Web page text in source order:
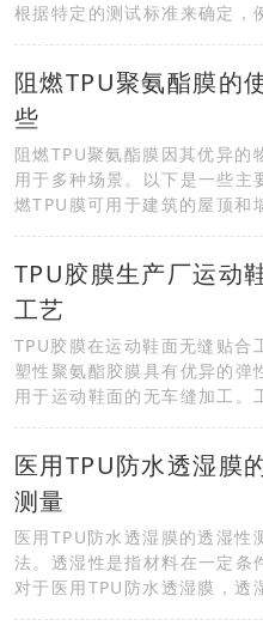
根据特定的测试标准来确定，
阻燃TPU聚氨酯膜的
些
阻燃TPU聚氨酯膜因其优异的
用于多种场景。以下是一些
燃TPU膜可用于建筑的屋顶和
TPU胶膜生产厂运动
工艺
TPU胶膜在运动鞋面无缝贴合
塑性聚氨酯胶膜具有优异的弹
用于运动鞋面的无车缝加工。
医用TPU防水透湿膜
测量
医用TPU防水透湿膜的透湿性
法。透湿性是指材料在一定条
对于医用TPU防水透湿膜，透